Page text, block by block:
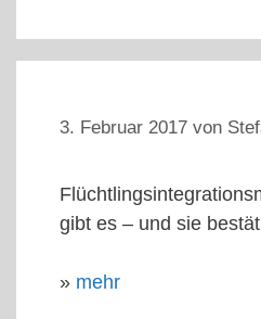
3. Februar 2017 von
gibt es – und sie
» mehr